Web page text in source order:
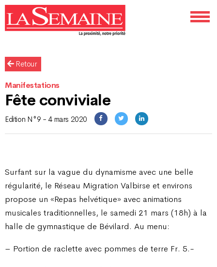
Retour
Manifestations
Fête conviviale
Edition N°9 - 4 mars 2020
Surfant sur la vague du dynamisme avec une belle
régularité, le Réseau Migration Valbirse et environs
propose un «Repas helvétique» avec animations
musicales traditionnelles, le samedi 21 mars (18h) à la
halle de gymnastique de Bévilard. Au menu:
– Portion de raclette avec pommes de terre Fr. 5.-